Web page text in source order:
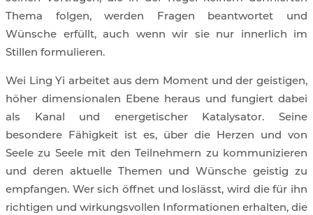
Thema folgen, werden Fragen beantwortet und
Wünsche erfüllt, auch wenn wir sie nur innerlich im
Stillen formulieren.
Wei Ling Yi arbeitet aus dem Moment und der geistigen,
höher dimensionalen Ebene heraus und fungiert dabei
als Kanal und energetischer Katalysator. Seine
besondere Fähigkeit ist es, über die Herzen und von
Seele zu Seele mit den Teilnehmern zu kommunizieren
und deren aktuelle Themen und Wünsche geistig zu
empfangen. Wer sich öffnet und loslässt, wird die für ihn
richtigen und wirkungsvollen Informationen erhalten, die